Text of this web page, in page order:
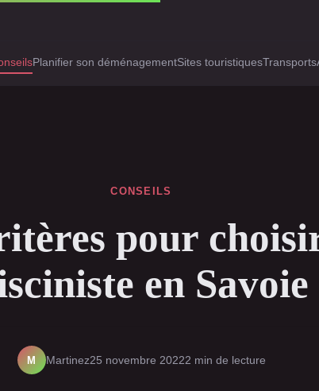
Planifier son déménagementSites touristiquesTransports
CONSEILS
pour
en Savoie
M Martinez25 novembre 20222 min de lecture